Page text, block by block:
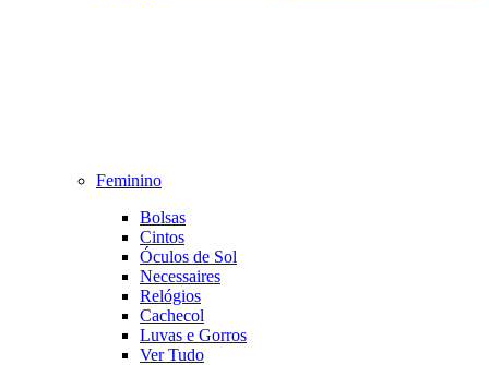
Feminino
Bolsas
Cintos
Óculos de Sol
Necessaires
Relógios
Cachecol
Luvas e Gorros
Ver Tudo